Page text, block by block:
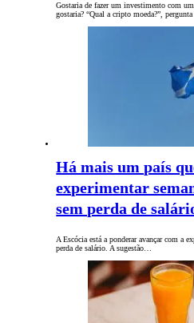
Gostaria de fazer um investimento com
gostaria? “Qual a cripto moeda?”,
Há mais um país
experimentar
sem perda de
A Escócia está a ponderar avançar com a
perda de salário. A sugestão…